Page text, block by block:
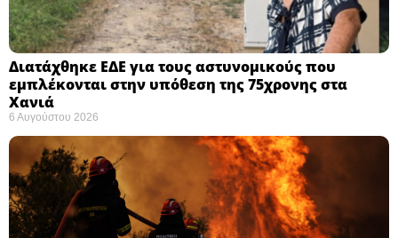
Διατάχθηκε ΕΔΕ για τους αστυνομικούς που
εμπλέκονται στην υπόθεση της 75χρονης στα
Χανιά
6 Αυγούστου 2026